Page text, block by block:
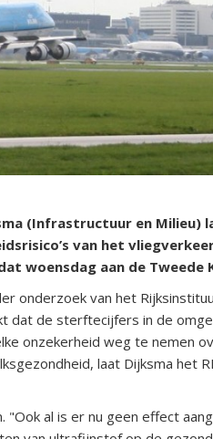
(Infrastructuur en Milieu)
van het
woensdag aan de Tweede
onderzoek van het
dat de sterftecijfers in de
onzekerheid weg te nemen
laat Dijksma het
"Ook al is er nu geen effect